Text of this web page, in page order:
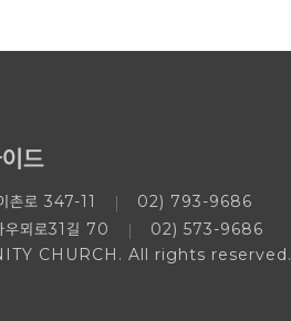
드
촌로 347-11 02) 793-9686
우뫼로31길 70
02) 573-9686
CHURCH. All rights reserved.